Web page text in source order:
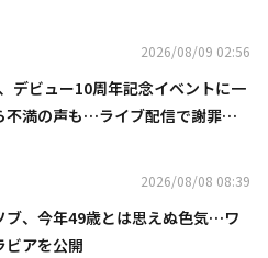
2026/08/09 02:56
デビュー10周年記念イベントに一
不満の声も…ライブ配信で謝罪
2026/08/08 08:39
ブ、今年49歳とは思えぬ色気…ワ
ビアを公開